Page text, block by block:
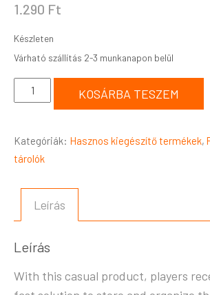
1.290 Ft
Készleten
KOSÁRBA TESZEM
Kategóriák: Hasznos kiegészítő termékek,
tárolók
Leírás
Leírás
With this casual product, players